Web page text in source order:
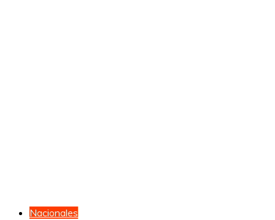
Nacionales